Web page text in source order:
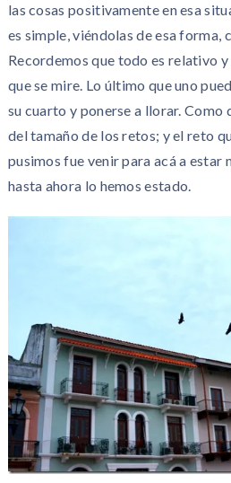
las cosas positivamente en esa
es simple, viéndolas de esa forma,
Recordemos que todo es relativo
que se mire. Lo último que uno
su cuarto y ponerse a llorar. Como
del tamaño de los retos; y el reto
pusimos fue venir para acá a estar
hasta ahora lo hemos estado.